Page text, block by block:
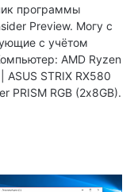
программы
Preview. Могу с
с учётом
AMD Ryzen
STRIX RX580
PRISM RGB (2х8GB).